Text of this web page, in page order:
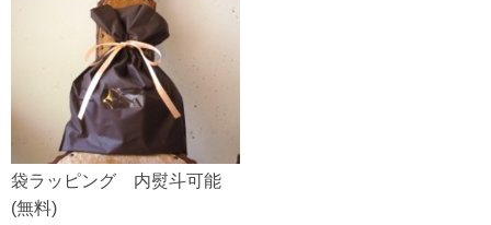
袋ラッピング 内熨斗可能
(無料)